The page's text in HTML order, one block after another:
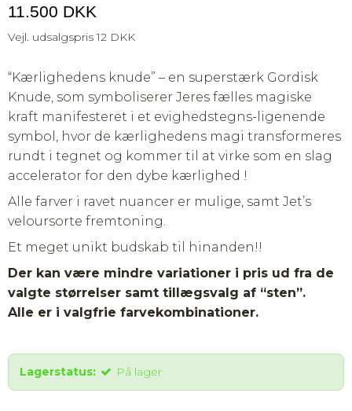
11.500 DKK
Vejl. udsalgspris 12 DKK
“Kærlighedens knude” – en superstærk Gordisk
Knude, som symboliserer Jeres fælles magiske
kraft manifesteret i et evighedstegns-ligenende
symbol, hvor de kærlighedens magi transformeres
rundt i tegnet og kommer til at virke som en slag
accelerator for den dybe kærlighed !
Alle farver i ravet nuancer er mulige, samt Jet’s
veloursorte fremtoning.
Et meget unikt budskab til hinanden!!
Der kan være mindre variationer i pris ud fra de
valgte størrelser samt tillægsvalg af “sten”.
Alle er i valgfrie farvekombinationer.
Lagerstatus: På lager